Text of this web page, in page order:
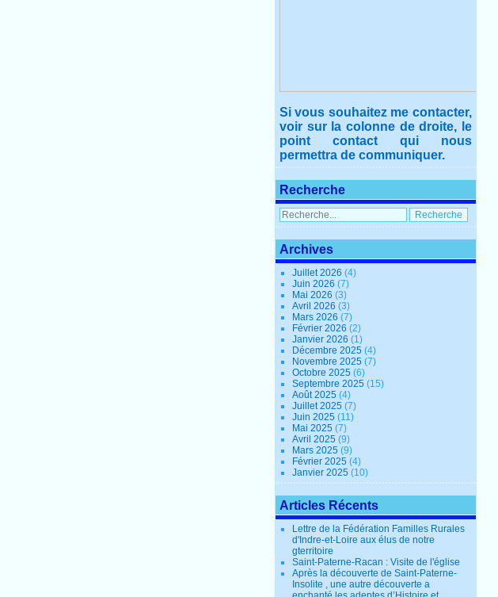
Si vous souhaitez me contacter,
voir sur la colonne de droite, le
point contact qui nous
permettra de communiquer.
Recherche
Archives
Juillet 2026(4)
Juin 2026(7)
Mai 2026(3)
Avril 2026(3)
Mars 2026(7)
Février 2026(2)
Janvier 2026(1)
Décembre 2025(4)
Novembre 2025(7)
Octobre 2025(6)
Septembre 2025(15)
Août 2025(4)
Juillet 2025(7)
Juin 2025(11)
Mai 2025(7)
Avril 2025(9)
Mars 2025(9)
Février 2025(4)
Janvier 2025(10)
Articles Récents
Lettre de la Fédération Familles Rurales
d'Indre-et-Loire aux élus de notre
gterritoire
Saint-Paterne-Racan : Visite de l'église
Après la découverte de Saint-Paterne-
Insolite , une autre découverte a